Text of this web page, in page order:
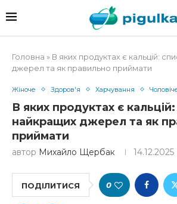
Головна » В яких продуктах є кальцій:
джерел та як правильно приймати
Жіноче Здоров'я Харчування
В яких продуктах є
найкращих джерел та як
приймати
автор Михайло Щербак 14.12.2025
ПОДІЛИТИСЯ 0